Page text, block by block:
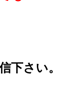
下さい。